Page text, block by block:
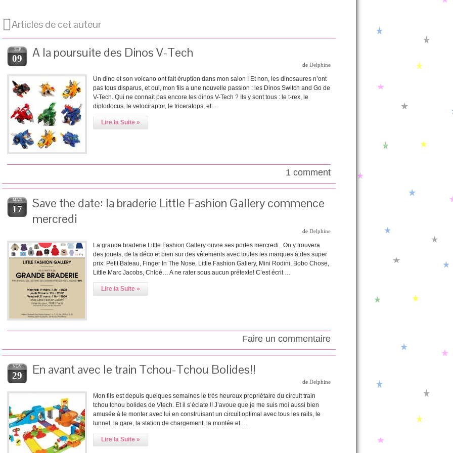
Articles de cet auteur
SEP
09 A la poursuite des Dinos V-Tech
de Delphine
Un dino et son volcano ont fait éruption dans mon salon ! Et non, les dinosaures n’ont
pas tous disparus, et oui, mon fils a une nouvelle passion : les Dinos Switch and Go de
V-Tech. Qui ne connait pas encore les dinos V-Tech ? Ils y sont tous : le t-rex, le
diplodocus, le velociraptor, le triceratops, et …
Lire la Suite »
1 comment
MAR
17
Save the date: la braderie Little Fashion Gallery commence
mercredi
de Delphine
La grande braderie Little Fashion Gallery ouvre ses portes mercredi. On y trouvera
des jouets, de la déco et bien sur des vêtements avec toutes les marques à des super
prix: Petit Bateau, Finger In The Nose, Little Fashion Gallery, Mini Rodini, Bobo Chose,
Little Marc Jacobs, Chloé… A ne rater sous aucun prétexte! C’est écrit …
Lire la Suite »
Faire un commentaire
NOV
29 En avant avec le train Tchou-Tchou Bolides!!
de Delphine
Mon fils est depuis quelques semaines le très heureux propriétaire du circuit train
tchou tchou bolides de Vtech. Et il s’éclate !! J’avoue que je me suis moi aussi bien
amusée à le monter avec lui en construisant un circuit optimal avec tous les rails, le
tunnel, la gare, la station de chargement, la montée et …
Lire la Suite »